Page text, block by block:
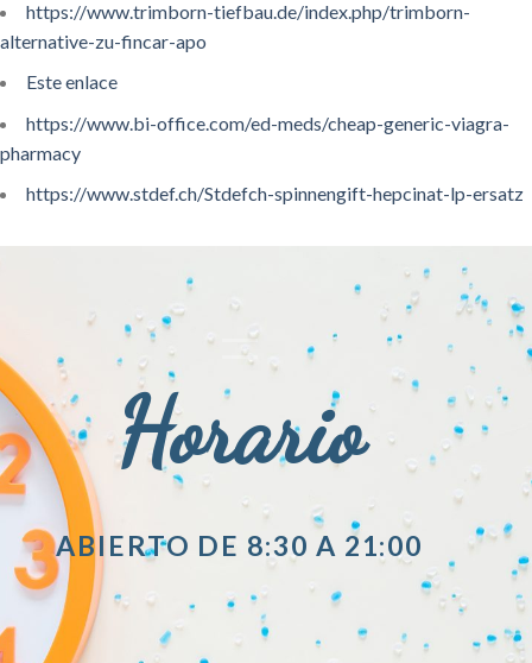
https://www.trimborn-tiefbau.de/index.php/trimborn-
alternative-zu-fincar-apo
Este enlace
https://www.bi-office.com/ed-meds/cheap-generic-viagra-
pharmacy
https://www.stdef.ch/Stdefch-spinnengift-hepcinat-lp-ersatz
Horario
ABIERTO DE 8:30 A 21:00